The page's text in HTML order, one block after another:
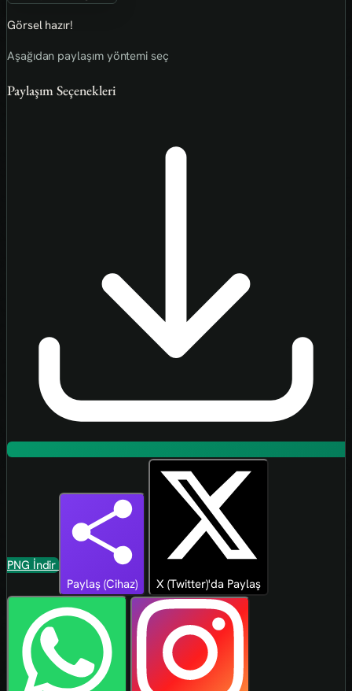
Görsel hazır!
Aşağıdan paylaşım yöntemi seç
Paylaşım Seçenekleri
PNG İndir
Paylaş (Cihaz)
X (Twitter)'da Paylaş